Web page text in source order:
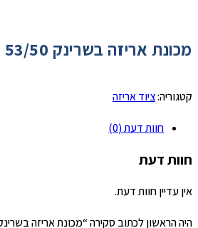
מכונת אריזה​ בשרינק 53/50
קטגוריה:ציוד אריזה
חוות דעת (0)
חוות דעת
אין עדיין חוות דעת.
היה הראשון לכתוב סקירה “מכונת אריזה​ בשרינק 53/50”